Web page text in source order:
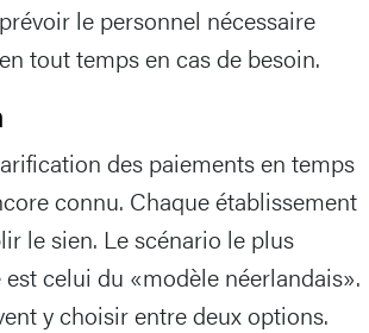
le personnel nécessaire
tout temps en cas de besoin.
des paiements en temps
connu. Chaque établissement
le sien. Le scénario le plus
celui du «modèle néerlandais».
y choisir entre deux options.